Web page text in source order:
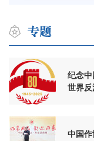
纪念
世界
中国作